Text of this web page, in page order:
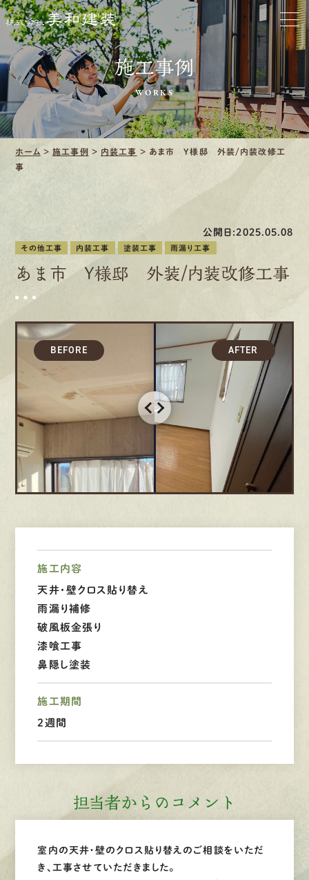
お家をきれいに
会社をきれいに
クリーニング
施工事例
採用情報
募集要項
先輩インタビュー
有資 格者が、 無料建物診 いたします!!
0120-44-2605
定休日 日曜・祝日
施工事例
WORKS
ホーム >施工事例 > 内装工事 > あま市 Y様邸 外装/内装改修工
事
公開日:2025.05.08
その他工事 内装工事 塗装工事 雨漏り工事
あま市 Y様邸 外装/内装改修工事
施工内容
天井・壁クロス貼り替え
雨漏り補修
破風板金張り
漆喰工事
鼻隠し塗装
施工期間
2週間
担当者からのコメント
室内の天井・壁のクロス貼り替えのご相談をいただ
き、工事させていただきました。